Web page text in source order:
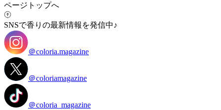
ページトップへ
SNSで香りの最新情報を発信中♪
＠coloria.magazine
＠coloriamagazine
＠coloria_magazine